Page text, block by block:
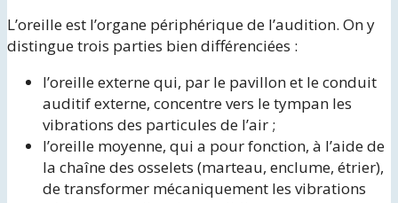
L’oreille est l’organe périphérique de l’audition. On y
distingue trois parties bien différenciées :
l’oreille externe qui, par le pavillon et le conduit
auditif externe, concentre vers le tympan les
vibrations des particules de l’air ;
l’oreille moyenne, qui a pour fonction, à l’aide de
la chaîne des osselets (marteau, enclume, étrier),
de transformer mécaniquement les vibrations